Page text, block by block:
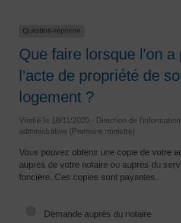
Question-réponse
Que faire lorsque l'on a
l'acte de propriété de
logement ?
Vérifié le 18/11/2020 - Direction de
administrative (Première ministre)
Vous pouvez obtenir une copie de votre
auprès de votre notaire ou auprès du
foncière. Ces copies sont payantes.
Demande auprès du notaire